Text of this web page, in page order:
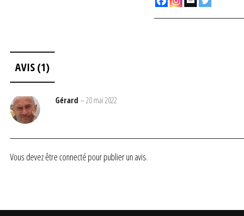
AVIS (1)
Gérard –20 mai 2022
Vous devez être connecté pour publier un avis.